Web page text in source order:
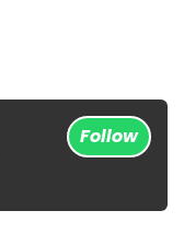
Follow